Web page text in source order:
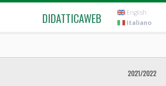
DIDATTICAWEB
English
Italiano
2021/2022